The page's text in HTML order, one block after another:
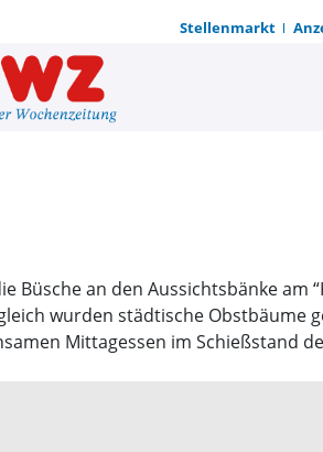
Stellenmarkt
an den Aussichtsbänke am
wurden städtische Obstbäume
Mittagessen im Schießstand